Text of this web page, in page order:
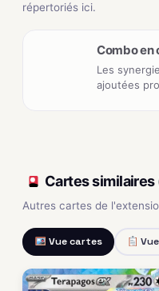
répertoriés ici.
Combo en
Les
ajoutées
Cartes
Autres cartes de
Vue cartes